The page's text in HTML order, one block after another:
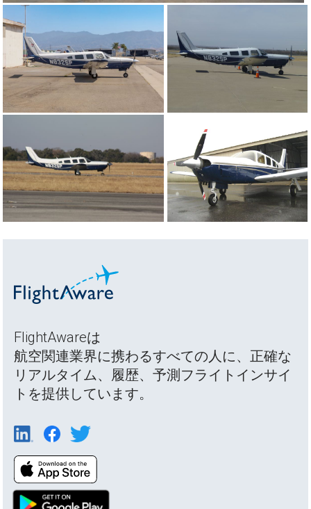
FlightAwareは
航空関連業界に携わるすべての人に、正確な
リアルタイム、履歴、予測フライトインサイ
トを提供しています。